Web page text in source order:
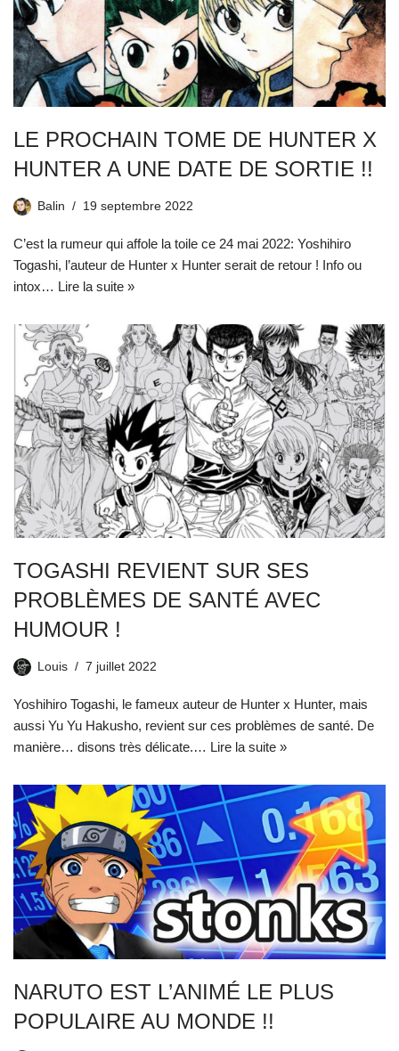
LE PROCHAIN TOME DE HUNTER X
HUNTER A UNE DATE DE SORTIE !!
Balin 19 septembre 2022
C’est la rumeur qui affole la toile ce 24 mai 2022: Yoshihiro
Togashi, l’auteur de Hunter x Hunter serait de retour ! Info ou
intox… Lire la suite »
TOGASHI REVIENT SUR SES
PROBLÈMES DE SANTÉ AVEC
HUMOUR !
Louis 7 juillet 2022
Yoshihiro Togashi, le fameux auteur de Hunter x Hunter, mais
aussi Yu Yu Hakusho, revient sur ces problèmes de santé. De
manière… disons très délicate.… Lire la suite »
NARUTO EST L’ANIMÉ LE PLUS
POPULAIRE AU MONDE !!